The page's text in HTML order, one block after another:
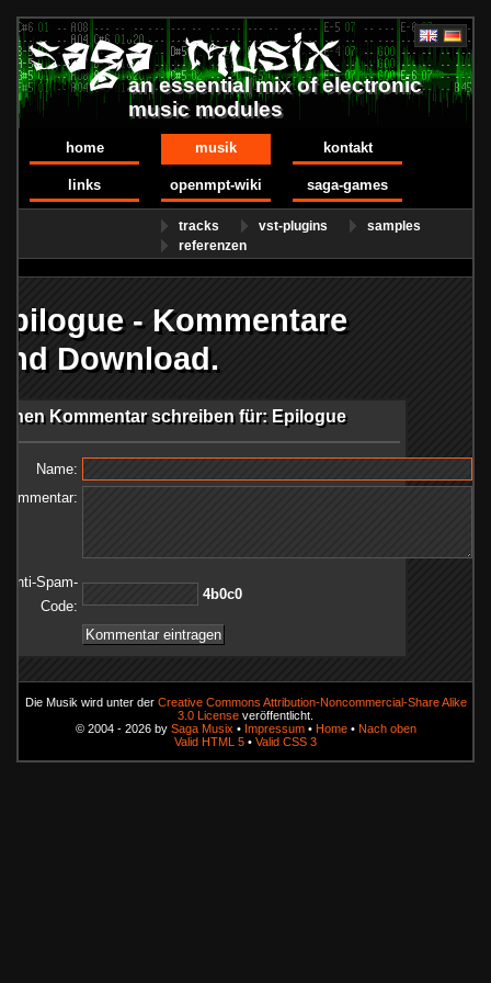
an essential mix of electronic
music modules
home musik kontakt
links openmpt-wiki saga-games
tracks vst-plugins
samples
referenzen
- Kommentare
Download.
Kommentar schreiben für: Epilogue
Name:
Kommentar:
Anti-Spam-
Code:
0c0b4
Die Musik wird unter der Creative Commons Attribution-Noncommercial-Share Alike
3.0 License veröffentlicht.
© 2004 - 2026 by Saga Musix • Impressum• Home• Nach oben
Valid HTML 5 • Valid CSS 3